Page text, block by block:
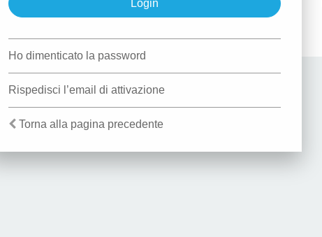
Ho dimenticato la password
Rispedisci l’email di attivazione
Torna alla pagina precedente